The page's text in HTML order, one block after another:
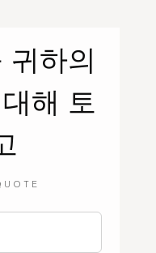
귀하의
해 토